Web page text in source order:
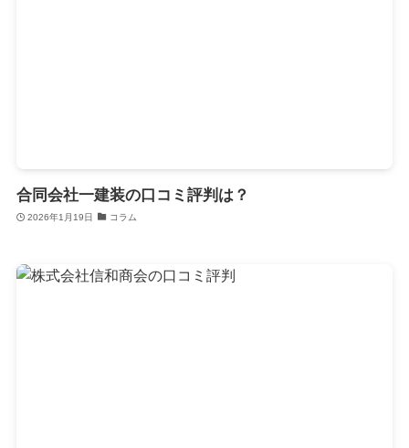
合同会社一建装の口コミ評判は？
2026年1月19日 コラム